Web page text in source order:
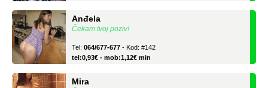
Čekam tvoj poziv!
tel:0,93€ - mob:1,12€ min
Čekam tvoj poziv!